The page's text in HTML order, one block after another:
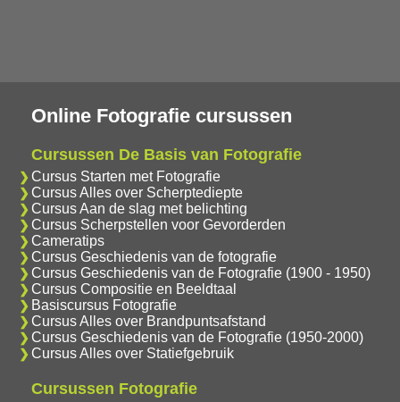
Online Fotografie cursussen
Cursussen De Basis van Fotografie
Cursus Starten met Fotografie
Cursus Alles over Scherptediepte
Cursus Aan de slag met belichting
Cursus Scherpstellen voor Gevorderden
Cameratips
Cursus Geschiedenis van de fotografie
Cursus Geschiedenis van de Fotografie (1900 - 1950)
Cursus Compositie en Beeldtaal
Basiscursus Fotografie
Cursus Alles over Brandpuntsafstand
Cursus Geschiedenis van de Fotografie (1950-2000)
Cursus Alles over Statiefgebruik
Cursussen Fotografie